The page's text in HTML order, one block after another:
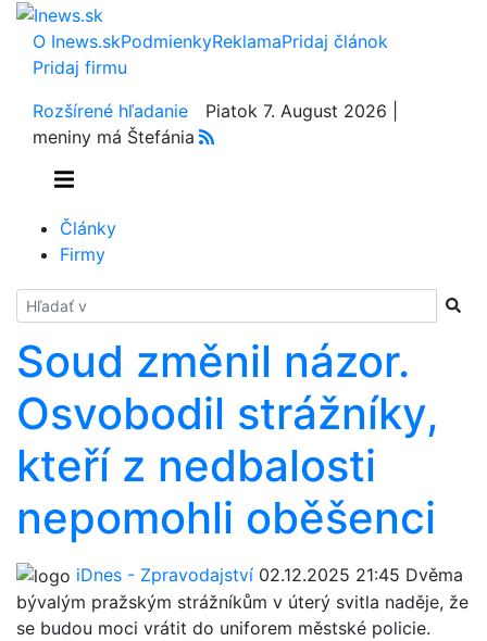
O Inews.skPodmienkyReklamaPridaj článok
Pridaj firmu
Rozšírené hľadanie
Piatok 7. August 2026 |
meniny má Štefánia
Články
Firmy
Hladať
Soud změnil názor.
Osvobodil strážníky,
kteří z nedbalosti
nepomohli oběšenci
iDnes - Zpravodajství 02.12.2025 21:45 Dvěma
bývalým pražským strážníkům v úterý svitla naděje, že
se budou moci vrátit do uniforem městské policie.